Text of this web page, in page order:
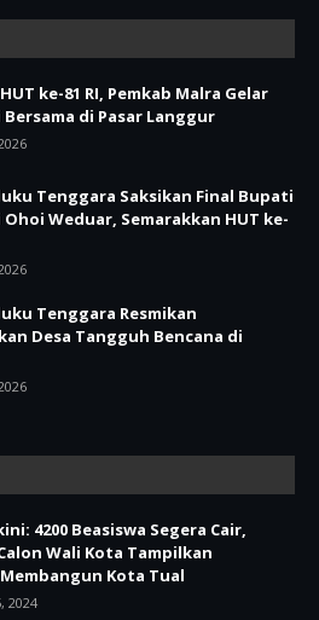
ke-81 RI, Pemkab Malra Gelar
di Pasar Langgur
Tenggara Saksikan Final Bupati
Ohoi Weduar, Semarakkan HUT ke-
Tenggara Resmikan
Desa Tangguh Bencana di
4200 Beasiswa Segera Cair,
Wali Kota Tampilkan
Kota Tual
2024